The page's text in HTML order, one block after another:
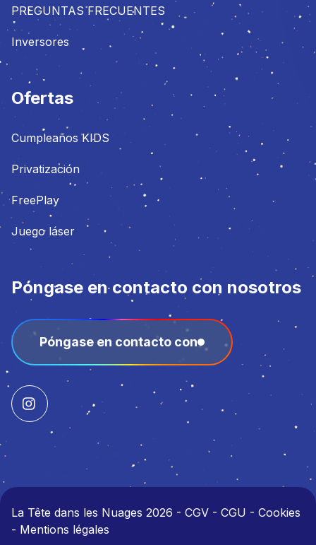
PREGUNTAS FRECUENTES
Inversores
Ofertas
Cumpleaños KIDS
Privatización
FreePlay
Juego láser
Póngase en contacto con nosotros
Póngase en contacto con
La Tête dans les Nuages 2026 - CGV - CGU - Cookies
- Mentions légales